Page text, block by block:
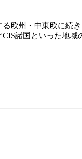
欧州・中東欧に続
諸国といった地域